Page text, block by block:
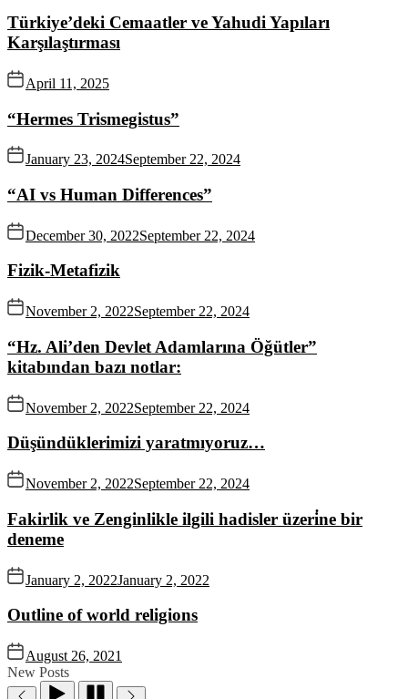
Türkiye’deki Cemaatler ve Yahudi Yapıları
Karşılaştırması
April 11, 2025
“Hermes Trismegistus”
January 23, 2024September 22, 2024
“AI vs Human Differences”
December 30, 2022September 22, 2024
Fizik-Metafizik
November 2, 2022September 22, 2024
“Hz. Ali’den Devlet Adamlarına Öğütler”
kitabından bazı notlar:
November 2, 2022September 22, 2024
Düşündüklerimizi yaratmıyoruz…
November 2, 2022September 22, 2024
Fakirlik ve Zenginlikle ilgili hadisler üzeri̇ne bir
deneme
January 2, 2022January 2, 2022
Outline of world religions
August 26, 2021
New Posts